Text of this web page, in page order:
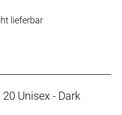
lieferbar
Unisex - Dark